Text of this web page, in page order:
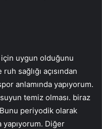
uygun olduğunu
sağlığı açısından
anlamında yapıyorum.
temiz olması. biraz
periyodik olarak
yapıyorum. Diğer